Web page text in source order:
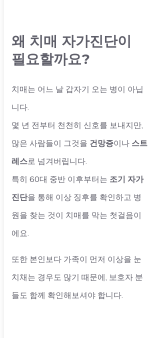
왜 치매 자가진단이
필요할까요?
치매는 어느 날 갑자기 오는 병이 아닙
니다.
몇 년 전부터 천천히 신호를 보내지만,
많은 사람들이 그것을 건망증이나 스트
레스로 넘겨버립니다.
특히 60대 중반 이후부터는 조기 자가
진단을 통해 이상 징후를 확인하고 병
원을 찾는 것이 치매를 막는 첫걸음이
에요.
또한 본인보다 가족이 먼저 이상을 눈
치채는 경우도 많기 때문에, 보호자 분
들도 함께 확인해보셔야 합니다.